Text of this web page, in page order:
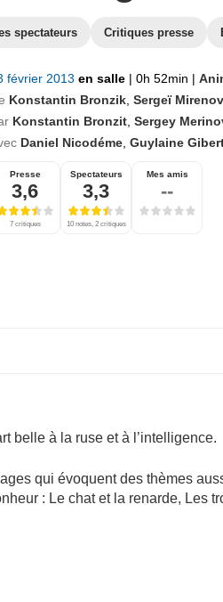
spectateurs Critiques presse
février 2013 en salle | 0h 52min |
Konstantin Bronzik Sergeï Mirenov
Konstantin Bronzit Sergey
Daniel Nicodéme Guylaine
Presse
3,6
7 critiques
Spectateurs
3,3
10 notes, 2 critiques
Mes amis
--
belle à la ruse et à l’intelligence.
qui évoquent des thèmes
: Le chat et la renarde, Les